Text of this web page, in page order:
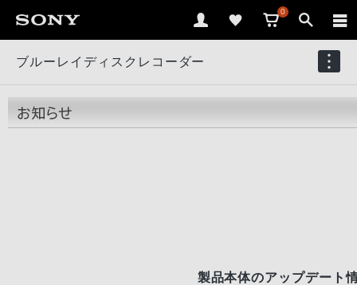
0
ブルーレイディスクレコーダー
製品本体のアップデート